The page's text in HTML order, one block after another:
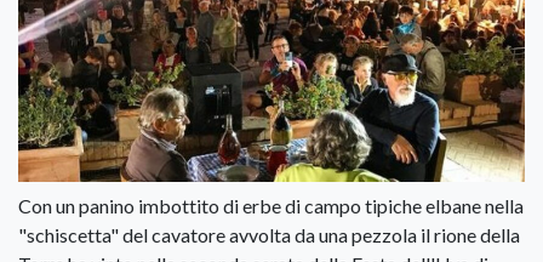
Con un panino imbottito di erbe di campo tipiche elbane nella
"schiscetta" del cavatore avvolta da una pezzola il rione della